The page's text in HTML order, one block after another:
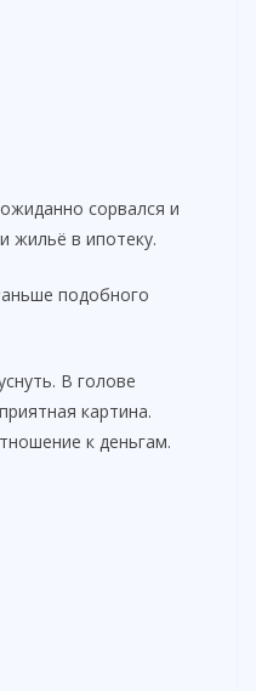
сорвался и
жильё в ипотеку.
подобного
В голове
картина.
к деньгам.